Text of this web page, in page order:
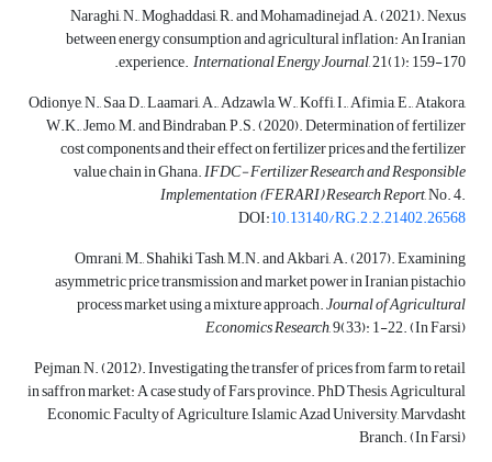
Naraghi, N., Moghaddasi, R. and Mohamadinejad, A. (2021). Nexus
between energy consumption and agricultural inflation: An Iranian
experience.International Energy Journal, 21(1): 159-170.
Odionye, N., Saa, D., Laamari, A., Adzawla, W., Koffi, I., Afimia, E., Atakora,
W.K., Jemo, M. and Bindraban, P.S. (2020). Determination of fertilizer
cost components and their effect on fertilizer prices and the fertilizer
value chain in Ghana.IFDC-Fertilizer Research and Responsible
Implementation (FERARI) Research Report, No. 4.
DOI:10.13140/RG.2.2.21402.26568
Omrani, M., Shahiki Tash, M.N. and Akbari, A. (2017). Examining
asymmetric price transmission and market power in Iranian pistachio
process market using a mixture approach.Journal of Agricultural
Economics Research, 9(33): 1-22. (In Farsi)
Pejman, N. (2012). Investigating the transfer of prices from farm to retail
in saffron market: A case study of Fars province. PhD Thesis, Agricultural
Economic, Faculty of Agriculture, Islamic Azad University, Marvdasht
Branch. (In Farsi)